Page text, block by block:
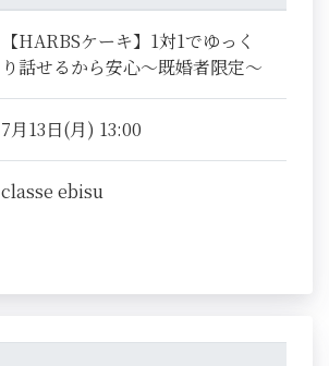
【HARBSケーキ】1対1でゆっく
り話せるから安心〜既婚者限定〜
7月13日(月) 13:00
classe ebisu